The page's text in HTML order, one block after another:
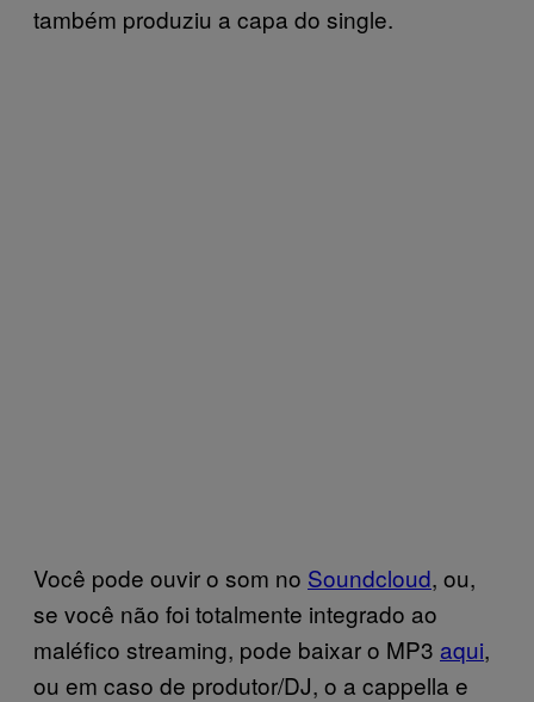
também produziu a capa do single.
Você pode ouvir o som no Soundcloud, ou,
se você não foi totalmente integrado ao
maléfico streaming, pode baixar o MP3 aqui,
ou em caso de produtor/DJ, o a cappella e